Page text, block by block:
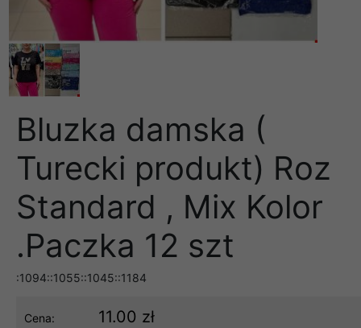
Bluzka damska (
Turecki produkt) Roz
Standard , Mix Kolor
.Paczka 12 szt
:1094::1055::1045::1184
Cena: 11.00 zł